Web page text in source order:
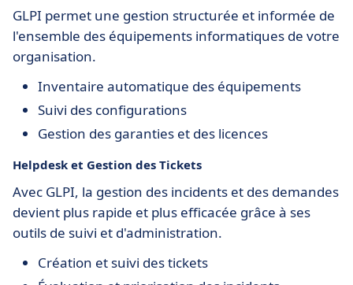
GLPI permet une gestion structurée et informée de
l'ensemble des équipements informatiques de votre
organisation.
Inventaire automatique des équipements
Suivi des configurations
Gestion des garanties et des licences
Helpdesk et Gestion des Tickets
Avec GLPI, la gestion des incidents et des demandes
devient plus rapide et plus efficacée grâce à ses
outils de suivi et d'administration.
Création et suivi des tickets